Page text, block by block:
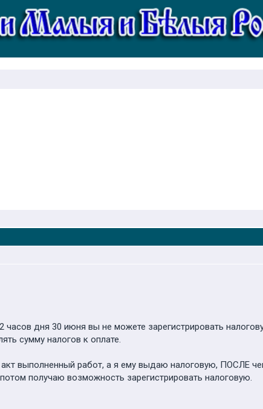
дня 30 июня вы не можете зарегистрировать
сумму налогов к оплате.
выполненный работ, а я ему выдаю налоговую, ПОСЛЕ
получаю возможность зарегистрировать налоговую.